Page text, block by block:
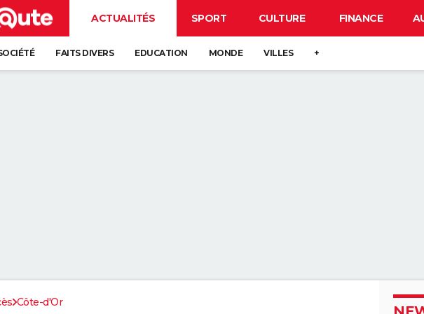
ACTUALITÉS SPORT CULTURE FINANCE
FAITS DIVERS EDUCATION MONDE VILLES +
Côte-d'Or